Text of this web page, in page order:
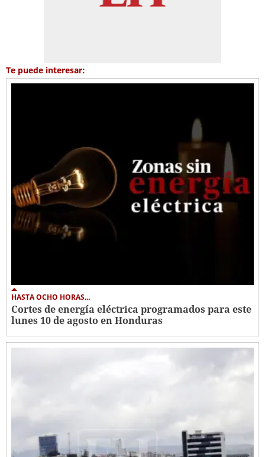
Te puede interesar:
HASTA OCHO HORAS...
Cortes de energía eléctrica programados para este
lunes 10 de agosto en Honduras